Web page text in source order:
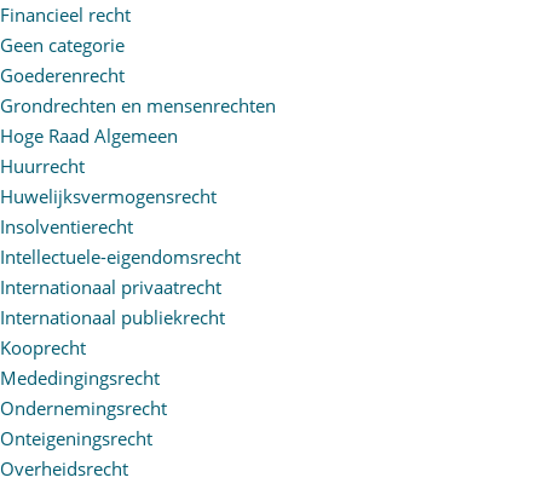
Financieel recht
Geen categorie
Goederenrecht
Grondrechten en mensenrechten
Hoge Raad Algemeen
Huurrecht
Huwelijksvermogensrecht
Insolventierecht
Intellectuele-eigendomsrecht
Internationaal privaatrecht
Internationaal publiekrecht
Kooprecht
Mededingingsrecht
Ondernemingsrecht
Onteigeningsrecht
Overheidsrecht